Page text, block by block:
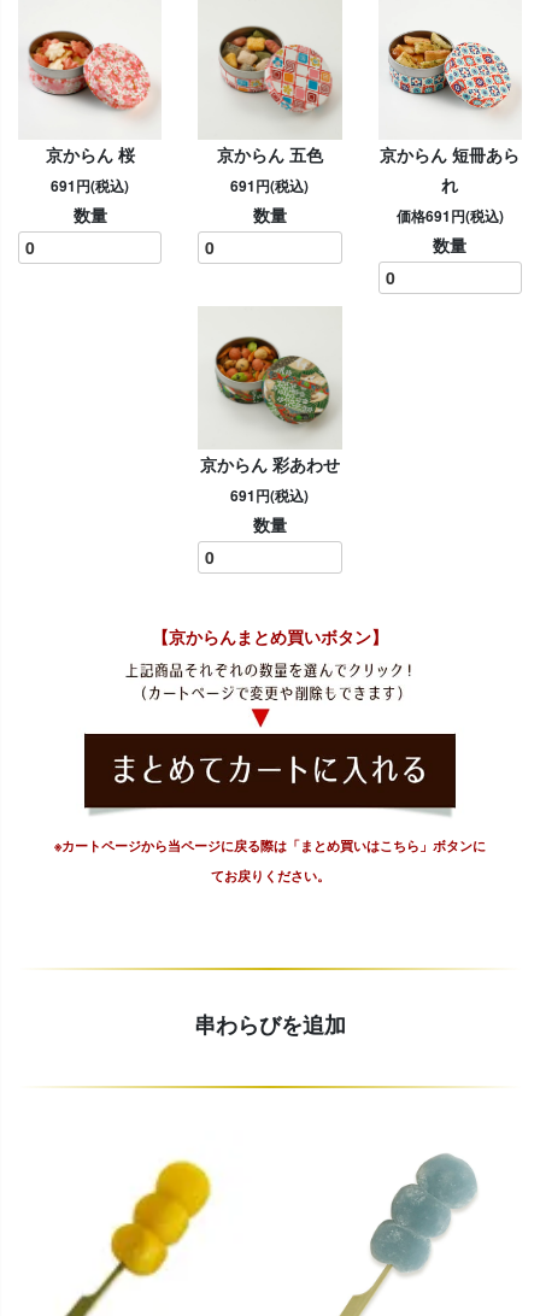
京からん 桜
691円(税込)
数量
京からん 五色
691円(税込)
数量
京からん 短冊あら
れ
価格691円(税込)
数量
京からん 彩あわせ
691円(税込)
数量
【京からんまとめ買いボタン】
※カートページから当ページに戻る際は「まとめ買いはこちら」ボタンに
てお戻りください。
串わらびを追加